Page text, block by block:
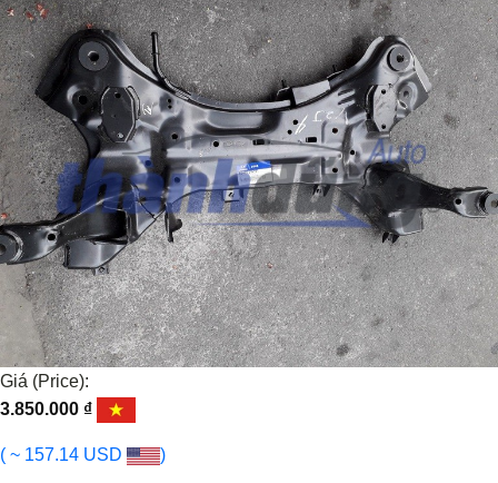
Giá (Price):
3.850.000 ₫
( ~ 157.14 USD )